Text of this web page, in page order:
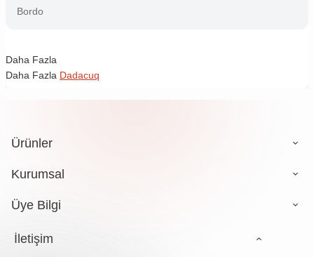
Bordo
Daha Fazla
Daha Fazla Dadacuq
Ürünler
Kurumsal
Üye Bilgi
İletişim